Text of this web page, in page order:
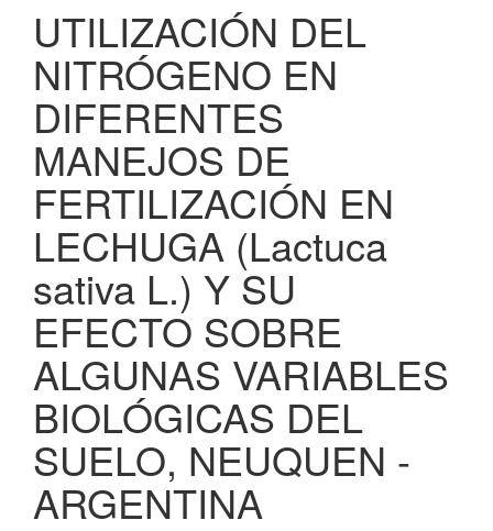
UTILIZACIÓN DEL
NITRÓGENO EN
DIFERENTES
MANEJOS DE
FERTILIZACIÓN EN
LECHUGA (Lactuca
sativa L.) Y SU
EFECTO SOBRE
ALGUNAS VARIABLES
BIOLÓGICAS DEL
SUELO, NEUQUEN -
ARGENTINA